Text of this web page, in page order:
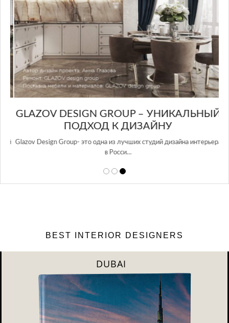
GLAZOV DESIGN GROUP – УНИКАЛЬНЫЙ
ПОДХОД К ДИЗАЙНУ
Glazov Design Group- это одна из лучших студий дизайна интерьера
в Росси…
BEST INTERIOR DESIGNERS
DUBAI